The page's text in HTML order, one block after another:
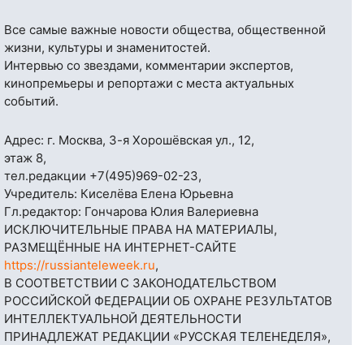
Все самые важные новости общества, общественной
жизни, культуры и знаменитостей.
Интервью со звездами, комментарии экспертов,
кинопремьеры и репортажи с места актуальных
событий.
Адрес: г. Москва, 3-я Хорошёвская ул., 12,
этаж 8,
тел.редакции +7(495)969-02-23,
Учредитель: Киселёва Елена Юрьевна
Гл.редактор: Гончарова Юлия Валериевна
ИСКЛЮЧИТЕЛЬНЫЕ ПРАВА НА МАТЕРИАЛЫ,
РАЗМЕЩЁННЫЕ НА ИНТЕРНЕТ-САЙТЕ
https://russianteleweek.ru,
В СООТВЕТСТВИИ С ЗАКОНОДАТЕЛЬСТВОМ
РОССИЙСКОЙ ФЕДЕРАЦИИ ОБ ОХРАНЕ РЕЗУЛЬТАТОВ
ИНТЕЛЛЕКТУАЛЬНОЙ ДЕЯТЕЛЬНОСТИ
ПРИНАДЛЕЖАТ РЕДАКЦИИ «РУССКАЯ ТЕЛЕНЕДЕЛЯ»,